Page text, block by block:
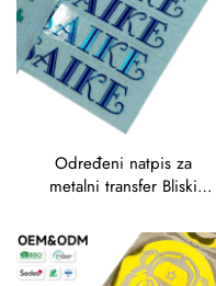
Određeni natpis za
metalni transfer Bliski
Dekal za brendiranje
kuhinjskih aparata